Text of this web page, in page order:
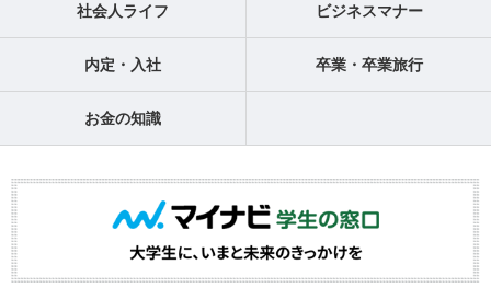
社会人ライフ ビジネスマナー
内定・入社 卒業・卒業旅行
お金の知識